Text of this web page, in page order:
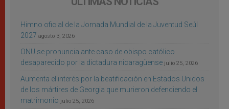
Himno oficial de la Jornada Mundial de la Juventud Seúl
2027 agosto 3, 2026
ONU se pronuncia ante caso de obispo católico
desaparecido por la dictadura nicaragüense julio 25, 2026
Aumenta el interés por la beatificación en Estados Unidos
de los mártires de Georgia que murieron defendiendo el
matrimonio julio 25, 2026